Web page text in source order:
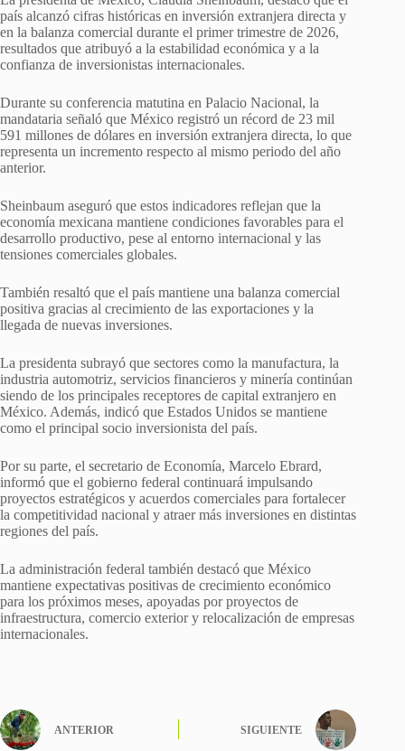
país alcanzó cifras históricas en inversión extranjera directa y
en la balanza comercial durante el primer trimestre de 2026,
resultados que atribuyó a la estabilidad económica y a la
confianza de inversionistas internacionales.
Durante su conferencia matutina en Palacio Nacional, la
mandataria señaló que México registró un récord de 23 mil
591 millones de dólares en inversión extranjera directa, lo que
representa un incremento respecto al mismo periodo del año
anterior.
Sheinbaum aseguró que estos indicadores reflejan que la
economía mexicana mantiene condiciones favorables para el
desarrollo productivo, pese al entorno internacional y las
tensiones comerciales globales.
También resaltó que el país mantiene una balanza comercial
positiva gracias al crecimiento de las exportaciones y la
llegada de nuevas inversiones.
La presidenta subrayó que sectores como la manufactura, la
industria automotriz, servicios financieros y minería continúan
siendo de los principales receptores de capital extranjero en
México. Además, indicó que Estados Unidos se mantiene
como el principal socio inversionista del país.
Por su parte, el secretario de Economía, Marcelo Ebrard,
informó que el gobierno federal continuará impulsando
proyectos estratégicos y acuerdos comerciales para fortalecer
la competitividad nacional y atraer más inversiones en distintas
regiones del país.
La administración federal también destacó que México
mantiene expectativas positivas de crecimiento económico
para los próximos meses, apoyadas por proyectos de
infraestructura, comercio exterior y relocalización de empresas
internacionales.
ANTERIOR SIGUIENTE